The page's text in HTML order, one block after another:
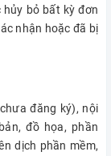
bỏ bất kỳ đơn
nhận hoặc đã bị
đăng ký), nội
đồ họa, phần
dịch phần mềm,